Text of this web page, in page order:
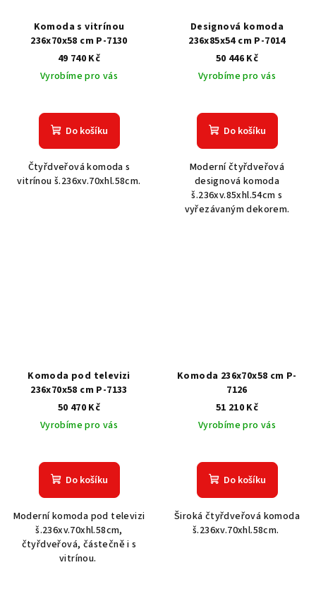
Komoda s vitrínou
236x70x58 cm P-7130
49 740 Kč
Vyrobíme pro vás
Do košíku
Čtyřdveřová komoda s
vitrínou š.236xv.70xhl.58cm.
Designová komoda
236x85x54 cm P-7014
50 446 Kč
Vyrobíme pro vás
Do košíku
Moderní čtyřdveřová
designová komoda
š.236xv.85xhl.54cm s
vyřezávaným dekorem.
Komoda pod televizi
236x70x58 cm P-7133
50 470 Kč
Vyrobíme pro vás
Do košíku
Moderní komoda pod televizi
š.236xv.70xhl.58cm,
čtyřdveřová, částečně i s
vitrínou.
Komoda 236x70x58 cm P-
7126
51 210 Kč
Vyrobíme pro vás
Do košíku
Široká čtyřdveřová komoda
š.236xv.70xhl.58cm.